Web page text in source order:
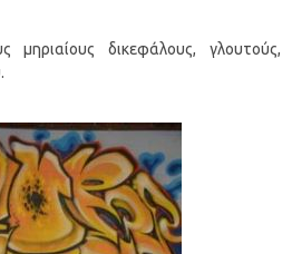
μηριαίους δικεφάλους, γλουτούς,